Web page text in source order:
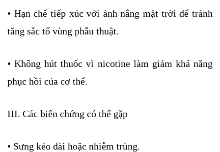
• Hạn chế tiếp xúc với ánh nắng mặt trời để tránh
tăng sắc tố vùng phẫu thuật.
• Không hút thuốc vì nicotine làm giảm khả năng
phục hồi của cơ thể.
III. Các biến chứng có thể gặp
• Sưng kéo dài hoặc nhiễm trùng.